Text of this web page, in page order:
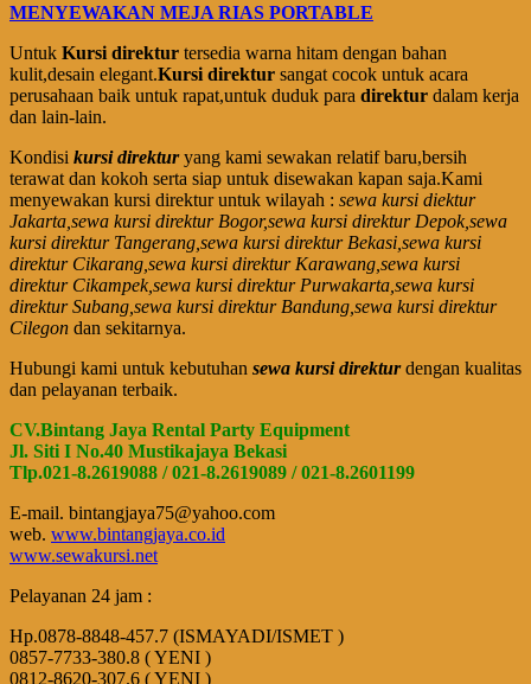
MENYEWAKAN MEJA RIAS PORTABLE
Untuk Kursi direktur tersedia warna hitam dengan bahan
kulit,desain elegant.Kursi direktur sangat cocok untuk acara
perusahaan baik untuk rapat,untuk duduk para direktur dalam kerja
dan lain-lain.
Kondisi kursi direkturyang kami sewakan relatif baru,bersih
terawat dan kokoh serta siap untuk disewakan kapan saja.Kami
menyewakan kursi direktur untuk wilayah : sewa kursi diektur
Jakarta,sewa kursi direktur Bogor,sewa kursi direktur Depok,sewa
kursi direktur Tangerang,sewa kursi direktur Bekasi,sewa kursi
direktur Cikarang,sewa kursi direktur Karawang,sewa kursi
direktur Cikampek,sewa kursi direktur Purwakarta,sewa kursi
direktur Subang,sewa kursi direktur Bandung,sewa kursi direktur
Cilegon dan sekitarnya.
Hubungi kami untuk kebutuhan sewa kursi direkturdengan kualitas
dan pelayanan terbaik.
CV.Bintang Jaya Rental Party Equipment
Jl. Siti I No.40 Mustikajaya Bekasi
Tlp.021-8.2619088 / 021-8.2619089 / 021-8.2601199
E-mail. bintangjaya75@yahoo.com
web. www.bintangjaya.co.id
www.sewakursi.net
Pelayanan 24 jam :
Hp.0878-8848-457.7 (ISMAYADI/ISMET )
0857-7733-380.8 ( YENI )
0812-8620-307.6 ( YENI )